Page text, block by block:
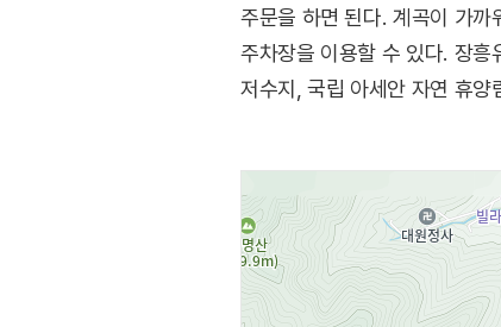
주문을 하면 된다. 계곡이 가
주차장을 이용할 수 있다. 장
저수지, 국립 아세안 자연 휴양